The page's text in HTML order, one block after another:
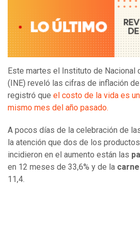
Este martes el Instituto de Nacional
(INE) reveló las cifras de inflación
registró que el costo de la vida es
mismo mes del año pasado.
A pocos días de la celebración de
la atención que dos de los
incidieron en el aumento están las
en 12 meses de 33,6% y de la
11,4.